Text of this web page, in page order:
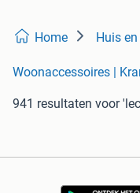
Home Huis
Woonaccessoires |
941 resultaten voor